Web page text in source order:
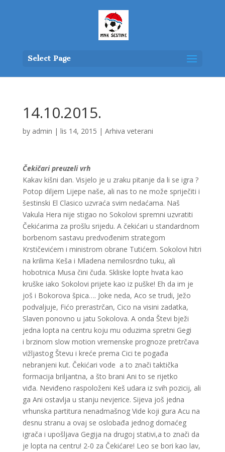
Select Page
14.10.2015.
by admin | lis 14, 2015 | Arhiva veterani
Čekičari preuzeli vrh
Kakav kišni dan. Visjelo je u zraku pitanje da li se igra ?
Potop diljem Lijepe naše, ali nas to ne može spriječiti i
šestinski El Clasico uzvraća svim nedaćama. Naš
Vakula Hera nije stigao no Sokolovi spremni uzvratiti
Čekićarima za prošlu srijedu. A čekićari u standardnom
borbenom sastavu predvođenim strategom
Krstičevićem i ministrom obrane Tutićem. Sokolovi hitri
na krilima Keša i Mladena nemilosrdno tuku, ali
hobotnica Musa čini čuda. Skliske lopte hvata kao
kruške iako Sokolovi prijete kao iz puške! Eh da im je
još i Bokorova špica…. Joke neda, Aco se trudi, Ježo
podvaljuje, Fićo prerastrčan, Cico na visini zadatka,
Slaven ponovno u jatu Sokolova. A onda Števi bježi
jedna lopta na centru koju mu oduzima spretni Gegi
i brzinom slow motion vremenske prognoze pretrčava
vižljastog Števu i kreće prema Cici te pogađa
nebranjeni kut. Čekićari vode a to znači taktička
formacija briljantna, a što brani Ani to se rijetko
viđa. Neviđeno raspoloženi Keš udara iz svih pozicij, ali
ga Ani ostavlja u stanju nevjerice. Sijeva još jedna
vrhunska partitura nenadmašnog Vide koji gura Acu na
desnu stranu a ovaj se oslobađa jednog domaćeg
igrača i upošljava Gegija na drugoj stativi,a to znači da
je lopta na centru! 2-0 za Čekićare! Leo se bori kao lav,